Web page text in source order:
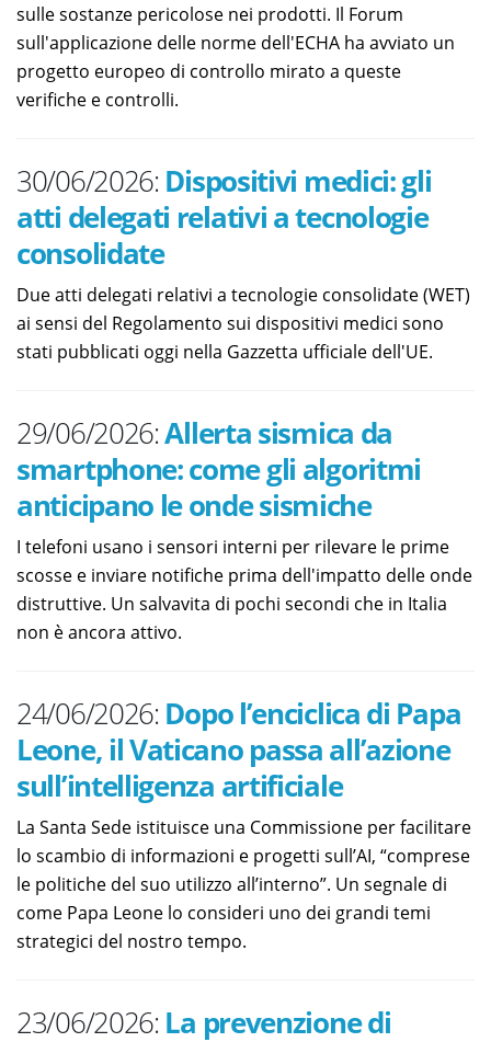
sulle sostanze pericolose nei prodotti. Il Forum
sull'applicazione delle norme dell'ECHA ha avviato un
progetto europeo di controllo mirato a queste
verifiche e controlli.
30/06/2026: Dispositivi medici: gli
atti delegati relativi a tecnologie
consolidate
Due atti delegati relativi a tecnologie consolidate (WET)
ai sensi del Regolamento sui dispositivi medici sono
stati pubblicati oggi nella Gazzetta ufficiale dell'UE.
29/06/2026:Allerta sismica da
smartphone: come gli algoritmi
anticipano le onde sismiche
I telefoni usano i sensori interni per rilevare le prime
scosse e inviare notifiche prima dell'impatto delle onde
distruttive. Un salvavita di pochi secondi che in Italia
non è ancora attivo.
24/06/2026: Dopo l’enciclica di Papa
Leone, il Vaticano passa all’azione
sull’intelligenza artificiale
La Santa Sede istituisce una Commissione per facilitare
lo scambio di informazioni e progetti sull’AI, “comprese
le politiche del suo utilizzo all’interno”. Un segnale di
come Papa Leone lo consideri uno dei grandi temi
strategici del nostro tempo.
23/06/2026: La prevenzione di